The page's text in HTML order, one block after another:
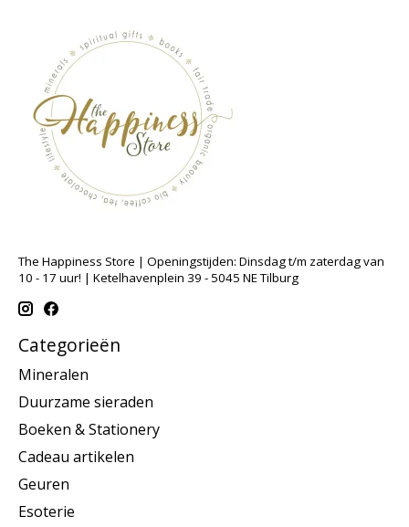
The Happiness Store | Openingstijden: Dinsdag t/m zaterdag van
10 - 17 uur! | Ketelhavenplein 39 - 5045 NE Tilburg
Categorieën
Mineralen
Duurzame sieraden
Boeken & Stationery
Cadeau artikelen
Geuren
Esoterie